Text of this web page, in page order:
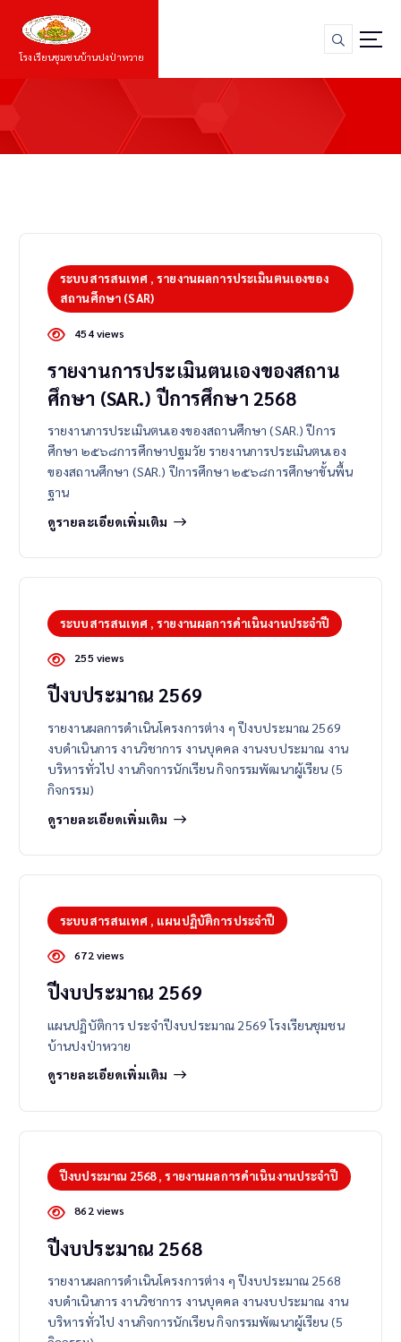
c
o
โรงเรียนชุมชนบ้านปงป่าหวาย
ระบบสารสนเทศ,รายงานผลการประเมินตนเองของ
สถานศึกษา (SAR)
454 views
รายงานการประเมินตนเองของสถาน
ศึกษา (SAR.) ปีการศึกษา 2568
รายงานการประเมินตนเองของสถานศึกษา (SAR.) ปีการ
ศึกษา ๒๕๖๘การศึกษาปฐมวัย รายงานการประเมินตนเอง
ของสถานศึกษา (SAR.) ปีการศึกษา ๒๕๖๘การศึกษาขั้นพื้น
ฐาน
ดูรายละเอียดเพิ่มเติม
ระบบสารสนเทศ,รายงานผลการดำเนินงานประจำปี
255 views
ปีงบประมาณ 2569
รายงานผลการดำเนินโครงการต่าง ๆ ปีงบประมาณ 2569
งบดำเนินการ งานวิชาการ งานบุคคล งานงบประมาณ งาน
บริหารทั่วไป งานกิจการนักเรียน กิจกรรมพัฒนาผู้เรียน (5
กิจกรรม)
ดูรายละเอียดเพิ่มเติม
ระบบสารสนเทศ, แผนปฏิบัติการประจำปี
672 views
ปีงบประมาณ 2569
แผนปฏิบัติการ ประจำปีงบประมาณ 2569 โรงเรียนชุมชน
บ้านปงป่าหวาย
ดูรายละเอียดเพิ่มเติม
ปีงบประมาณ 2568,รายงานผลการดำเนินงานประจำปี
862 views
ปีงบประมาณ 2568
รายงานผลการดำเนินโครงการต่าง ๆ ปีงบประมาณ 2568
งบดำเนินการ งานวิชาการ งานบุคคล งานงบประมาณ งาน
บริหารทั่วไป งานกิจการนักเรียน กิจกรรมพัฒนาผู้เรียน (5